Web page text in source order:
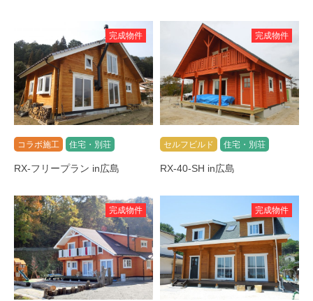
完成物件
コラボ施工 住宅・別荘
RX-フリープラン in広島
完成物件
セルフビルド 住宅・別荘
RX-40-SH in広島
完成物件 完成物件